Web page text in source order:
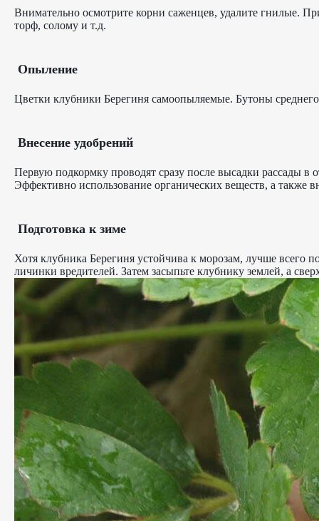
Внимательно осмотрите корни саженцев, удалите гнилые.
торф, солому и т.д.
Опыление
Цветки клубники Берегиня самоопыляемые. Бутоны
Внесение удобрений
Первую подкормку проводят сразу после высадки рассады в
Эффективно использование органических веществ, а также
Подготовка к зиме
Хотя клубника Берегиня устойчива к морозам, лучше всего
личинки вредителей. Затем засыпьте клубнику землей, а